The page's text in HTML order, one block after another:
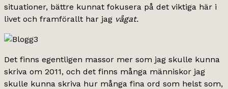
situationer, bättre kunnat fokusera på det viktiga här i
livet och framförallt har jag vågat.
Det finns egentligen massor mer som jag skulle kunna
skriva om 2011, och det finns många människor jag
skulle kunna skriva hur många fina ord som helst som,